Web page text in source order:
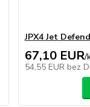
JPX4 Jet
67,10 EUR/
54,55 EUR bez